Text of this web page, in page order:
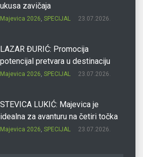
ukusa zavičaja
Majevica 2026, SPECIJAL 23.07.2026.
LAZAR ĐURIĆ: Promocija
potencijal pretvara u destinaciju
Majevica 2026, SPECIJAL 23.07.2026.
STEVICA LUKIĆ: Majevica je
idealna za avanturu na četiri točka
Majevica 2026, SPECIJAL 23.07.2026.